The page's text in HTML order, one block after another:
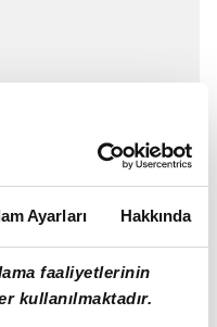
Ayarları Hakkında
faaliyetlerinin
kullanılmaktadır.